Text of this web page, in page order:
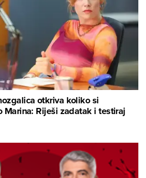
otkriva koliko si
Marina: Riješi zadatak i testiraj